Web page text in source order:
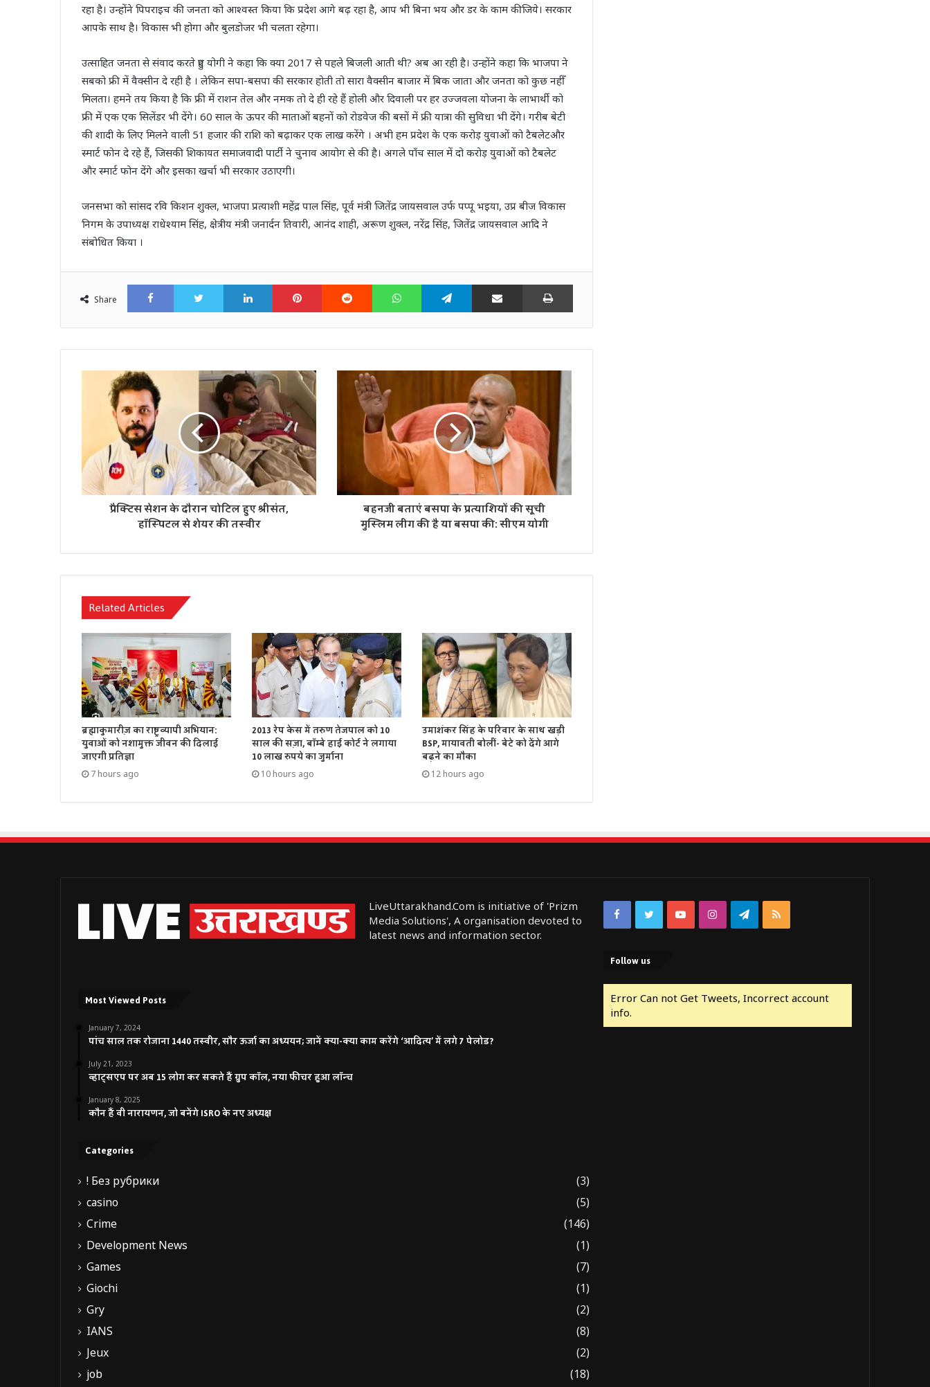
रहा है। उन्होंने पिपराइच की जनता को आश्वस्त किया कि प्रदेश आगे बढ़ रहा है, आप भी बिना भय और डर के काम कीजिये। सरकार
आपके साथ है। विकास भी होगा और बुलडोजर भी चलता रहेगा।
उत्साहित जनता से संवाद करते हुए योगी ने कहा कि क्या 2017 से पहले बिजली आती थी? अब आ रही है। उन्होंने कहा कि भाजपा ने
सबको फ्री में वैक्सीन दे रही है । लेकिन सपा-बसपा की सरकार होती तो सारा वैक्सीन बाजार में बिक जाता और जनता को कुछ नहीँ
मिलता। हमने तय किया है कि फ्री में राशन तेल और नमक तो दे ही रहे हैं होली और दिवाली पर हर उज्जवला योजना के लाभार्थी को
फ्री में एक एक सिलेंडर भी देंगे। 60 साल के ऊपर की माताओं बहनों को रोडवेज की बसों में फ्री यात्रा की सुविधा भी देंगे। गरीब बेटी
की शादी के लिए मिलने वाली 51 हजार की राशि को बढ़ाकर एक लाख करेंगे । अभी हम प्रदेश के एक करोड़ युवाओं को टैबलेटऔर
स्मार्ट फोन दे रहे हैं, जिसकी शिकायत समाजवादी पार्टी ने चुनाव आयोग से की है। अगले पाँच साल में दो करोड़ युवाओं को टैबलेट
और स्मार्ट फोन देंगे और इसका खर्चा भी सरकार उठाएगी।
जनसभा को सांसद रवि किशन शुक्ल, भाजपा प्रत्याशी महेंद्र पाल सिंह, पूर्व मंत्री जितेंद्र जायसवाल उर्फ पप्पू भइया, उप्र बीज विकास
निगम के उपाध्यक्ष राधेश्याम सिंह, क्षेत्रीय मंत्री जनार्दन तिवारी, आनंद शाही, अरूण शुक्ल, नरेंद्र सिंह, जितेंद्र जायसवाल आदि ने
संबोधित किया ।
Share
FacebookTwitter LinkedIn Pinterest Reddit WhatsAppTelegram Share via Email Print
प्रैक्टिस सेशन के दौरान चोटिल हुए श्रीसंत,
हॉस्पिटल से शेयर की तस्वीर
बहनजी बताएं बसपा के प्रत्याशियों की सूची
मुस्लिम लीग की है या बसपा की: सीएम योगी
Related Articles
ब्रह्माकुमारीज़ का राष्ट्रव्यापी अभियान:
युवाओं को नशामुक्त जीवन की दिलाई
जाएगी प्रतिज्ञा
7 hours ago
2013 रेप केस में तरुण तेजपाल को 10
साल की सज़ा, बॉम्बे हाई कोर्ट ने लगाया
10 लाख रुपये का जुर्माना
10 hours ago
उमाशंकर सिंह के परिवार के साथ खड़ी
BSP, मायावती बोलीं- बेटे को देंगे आगे
बढ़ने का मौका
12 hours ago
LiveUttarakhand.Com is initiative of 'Prizm
Media Solutions', A organisation devoted to
latest news and information sector.
Most Viewed Posts
January 7, 2024
पांच साल तक रोजाना 1440 तस्वीर, सौर ऊर्जा का अध्ययन; जानें क्या-क्या काम करेंगे ‘आदित्य’ में लगे 7 पेलोड?
July 21, 2023
व्हाट्सएप पर अब 15 लोग कर सकते हैं ग्रुप कॉल, नया फीचर हुआ लॉन्च
January 8, 2025
कौन हैं वी नारायणन, जो बनेंगे ISRO के नए अध्यक्ष
Categories
! Без рубрики
(3)
casino
(5)
Crime
(146)
Development News
(1)
Games
(7)
Giochi
(1)
Gry
(2)
IANS
(8)
Jeux
(2)
job
(18)
FacebookTwitterYouTubeInstagramTelegram
RSS
Follow us
Error Can not Get Tweets, Incorrect account
info.